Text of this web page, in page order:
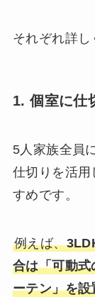
それぞれ詳し
1. 個室に仕
5人家族全員
仕切りを活用
すめです。
例えば、
合は「可動
ーテン」を設